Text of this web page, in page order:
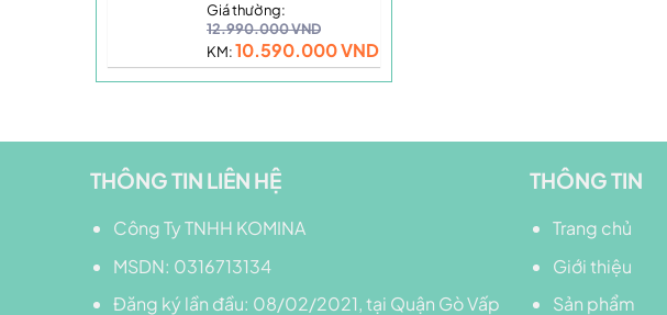
Được
xếp
hạng
0
5
Giá thường:
12.990.000VND
KM:10.590.000VND
THÔNG TIN LIÊN HỆ
Công Ty TNHH KOMINA
MSDN: 0316713134
Đăng ký lần đầu: 08/02/2021, tại Quận Gò Vấp
THÔNG TIN
Trang chủ
Giới thiệu
Sản phẩm